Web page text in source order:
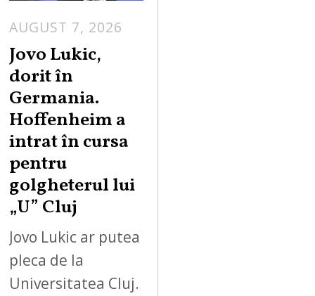
AUGUST 7, 2026
Jovo Lukic,
dorit în
Germania.
Hoffenheim a
intrat în cursa
pentru
golgheterul lui
„U” Cluj
Jovo Lukic ar putea
pleca de la
Universitatea Cluj.